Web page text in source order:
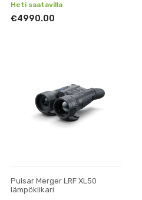
Heti saatavilla
€4990.00
Pulsar Merger LRF XL50
lämpökiikari